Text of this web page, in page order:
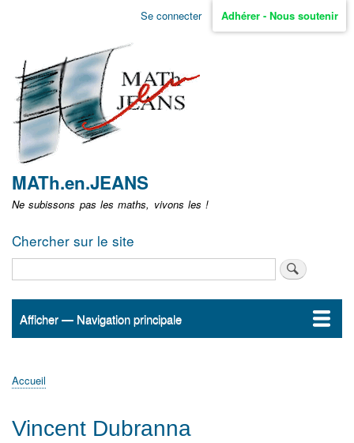
Aller
non
identifié
Se connecter Adhérer - Nous soutenir
MATh.en.JEANS
Ne subissons pas les maths, vivons les !
Chercher sur le site
Navigation
Afficher — Navigation principale
Accueil
ActualitésMATh.en.JEANS ?
Régions et Ateliers
Créer, gérer un atelier
Sujets/Publications
Congrès
d'Ariane
Accueil
Vincent Dubranna